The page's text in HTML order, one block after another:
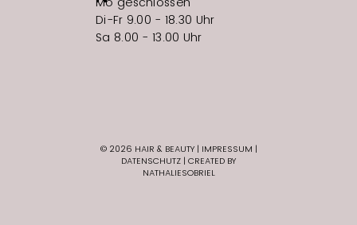
Di-Fr 9.00 - 18.30 Uhr
Sa 8.00 - 13.00 Uhr
© 2026 HAIR & BEAUTY | IMPRESSUM |
DATENSCHUTZ | CREATED BY
NATHALIESOBRIEL